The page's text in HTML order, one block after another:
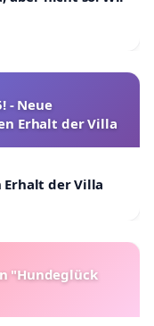
?
- Neue
Erhalt der Villa
der Villa
"Hundeglück